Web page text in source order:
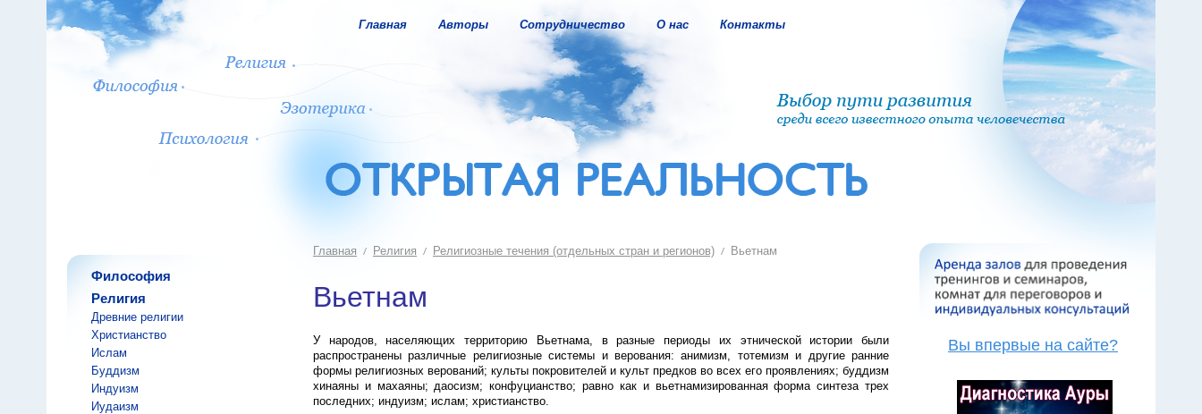
Главная Авторы Сотрудничество О нас Контакты
Философия
Религия
Древние религии
Христианство
Ислам
Буддизм
Индуизм
Иудаизм
Вы впервые на сайте?
Главная Религия Религиозные течения (отдельных стран и регионов) Вьетнам
Вьетнам
У народов, населяющих территорию Вьетнама, в разные периоды их этнической истории были
распространены различные религиозные системы и верования: анимизм, тотемизм и другие ранние
формы религиозных верований; культы покровителей и культ предков во всех его проявлениях; буддизм
хинаяны и махаяны; даосизм; конфуцианство; равно как и вьетнамизированная форма синтеза трех
последних; индуизм; ислам; христианство.